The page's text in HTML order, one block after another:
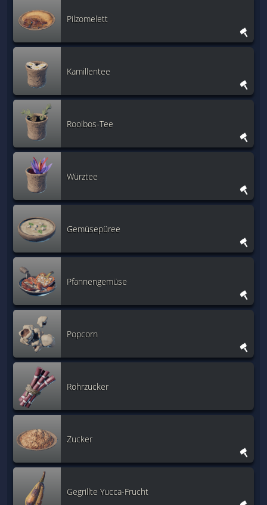
Pilzomelett
Kamillentee
Rooibos-Tee
Würztee
Gemüsepüree
Pfannengemüse
Popcorn
Rohrzucker
Zucker
Gegrillte Yucca-Frucht